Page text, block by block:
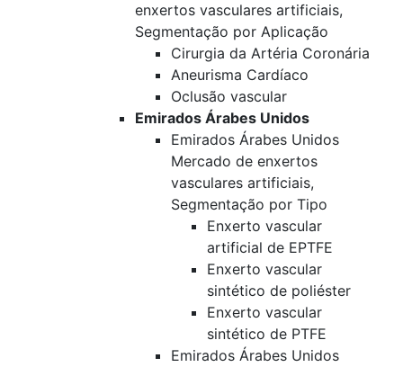
enxertos vasculares artificiais,
Segmentação por Aplicação
Cirurgia da Artéria Coronária
Aneurisma Cardíaco
Oclusão vascular
Emirados Árabes Unidos
Emirados Árabes Unidos
Mercado de enxertos
vasculares artificiais,
Segmentação por Tipo
Enxerto vascular
artificial de EPTFE
Enxerto vascular
sintético de poliéster
Enxerto vascular
sintético de PTFE
Emirados Árabes Unidos